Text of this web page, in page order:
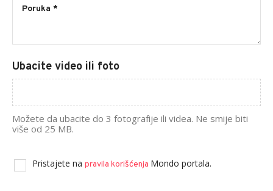
Ubacite video ili foto
Možete da ubacite do 3 fotografije ili videa. Ne smije biti
više od 25 MB.
Pristajete na pravila korišćenja Mondo portala.